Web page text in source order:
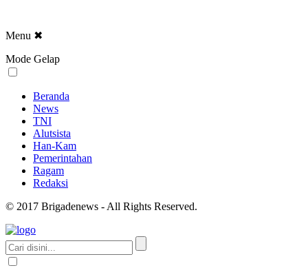
Menu ✖
Mode Gelap
Beranda
News
TNI
Alutsista
Han-Kam
Pemerintahan
Ragam
Redaksi
© 2017 Brigadenews - All Rights Reserved.